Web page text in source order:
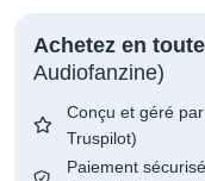
Achetez en
Audiofanzine)
Conçu et géré
Truspilot)
Paiement